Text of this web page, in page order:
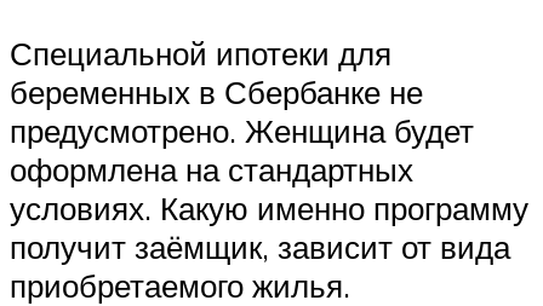
Специальной ипотеки для
беременных в Сбербанке не
предусмотрено. Женщина будет
оформлена на стандартных
условиях. Какую именно программу
получит заёмщик, зависит от вида
приобретаемого жилья.